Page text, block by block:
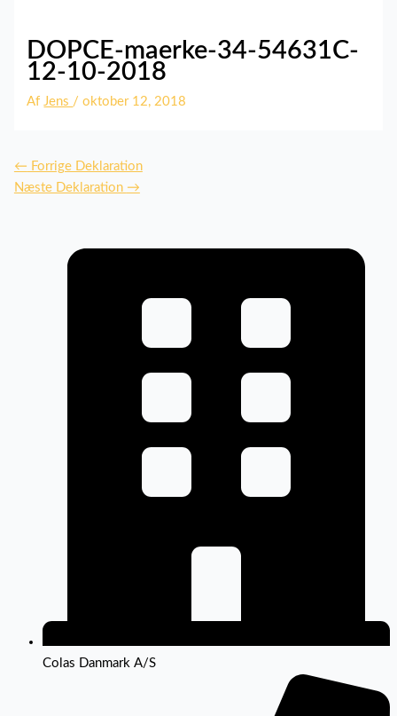
DOPCE-maerke-34-54631C-
12-10-2018
AfJens /oktober 12, 2018
← Forrige Deklaration
Næste Deklaration →
Colas Danmark A/S